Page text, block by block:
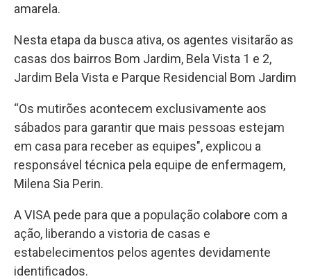
amarela.
Nesta etapa da busca ativa, os agentes visitarão as
casas dos bairros Bom Jardim, Bela Vista 1 e 2,
Jardim Bela Vista e Parque Residencial Bom Jardim
“Os mutirões acontecem exclusivamente aos
sábados para garantir que mais pessoas estejam
em casa para receber as equipes", explicou a
responsável técnica pela equipe de enfermagem,
Milena Sia Perin.
A VISA pede para que a população colabore com a
ação, liberando a vistoria de casas e
estabelecimentos pelos agentes devidamente
identificados.